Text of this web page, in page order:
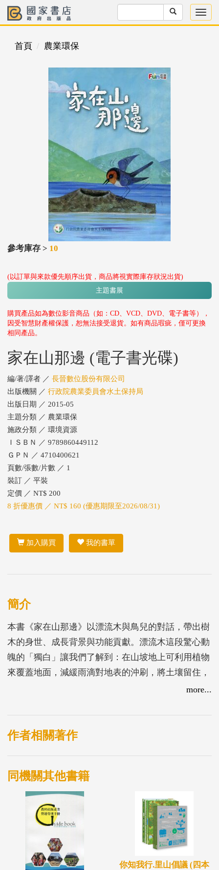
首頁 農業環保
參考庫存 > 10
(以訂單與來款優先順序出貨，商品將視實際庫存狀況出貨)
主題書展
購買產品如為數位影音商品（如：CD、VCD、DVD、電子書等），
因受智慧財產權保護，恕無法接受退貨。如有商品瑕疵，僅可更換
相同產品。
家在山那邊 (電子書光碟)
編/著/譯者 ／ 長晉數位股份有限公司
出版機關 ／ 行政院農業委員會水土保持局
出版日期 ／ 2015-05
主題分類 ／ 農業環保
施政分類 ／ 環境資源
ＩＳＢＮ ／ 9789860449112
ＧＰＮ ／ 4710400621
頁數/張數/片數 ／ 1
裝訂 ／ 平裝
定價 ／ NT$ 200
8 折優惠價 ／ NT$ 160 (優惠期限至2026/08/31)
加入購買 我的書單
簡介
本書《家在山那邊》以漂流木與鳥兒的對話，帶出樹
木的身世、成長背景與功能貢獻。漂流木這段驚心動
魄的「獨白」讓我們了解到：在山坡地上可利用植物
來覆蓋地面，減緩雨滴對地表的沖刷，將土壤留住，
也能增加雨水的滲透、涵養水源及保護土壤。但面對
需輔以如梳子壩等各種水土保持設施，及時發揮功
能，才能為居民保護家園，減少天然災害的危害。漂
more...
作者相關著作
同機關其他書籍
你知我行.里山倡議 (四本